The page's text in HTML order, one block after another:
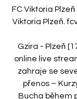
FC Viktoria
Viktoria Plzeň.
Gzira - Plzeň
online live
zahraje se
přenos –
Bucha během